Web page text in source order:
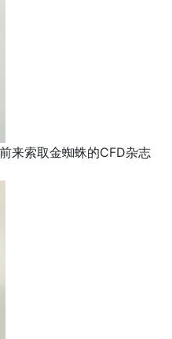
来索取金蜘蛛的CFD杂志